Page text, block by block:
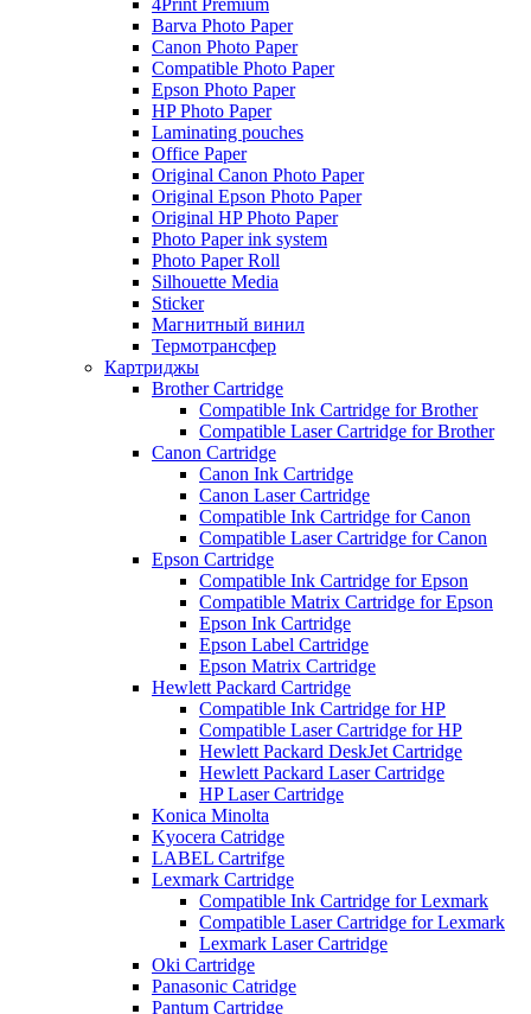
4Print Premium
Barva Photo Paper
Canon Photo Paper
Compatible Photo Paper
Epson Photo Paper
HP Photo Paper
Laminating pouches
Office Paper
Original Canon Photo Paper
Original Epson Photo Paper
Original HP Photo Paper
Photo Paper ink system
Photo Paper Roll
Silhouette Media
Sticker
Магнитный винил
Термотрансфер
Картриджы
Brother Cartridge
Compatible Ink Cartridge for Brother
Compatible Laser Cartridge for Brother
Canon Cartridge
Canon Ink Cartridge
Canon Laser Cartridge
Compatible Ink Cartridge for Canon
Compatible Laser Cartridge for Canon
Epson Cartridge
Compatible Ink Cartridge for Epson
Compatible Matrix Cartridge for Epson
Epson Ink Cartridge
Epson Label Cartridge
Epson Matrix Cartridge
Hewlett Packard Cartridge
Compatible Ink Cartridge for HP
Compatible Laser Cartridge for HP
Hewlett Packard DeskJet Cartridge
Hewlett Packard Laser Cartridge
HP Laser Cartridge
Konica Minolta
Kyocera Catridge
LABEL Cartrifge
Lexmark Cartridge
Compatible Ink Cartridge for Lexmark
Compatible Laser Cartridge for Lexmark
Lexmark Laser Cartridge
Oki Cartridge
Panasonic Catridge
Pantum Cartridge